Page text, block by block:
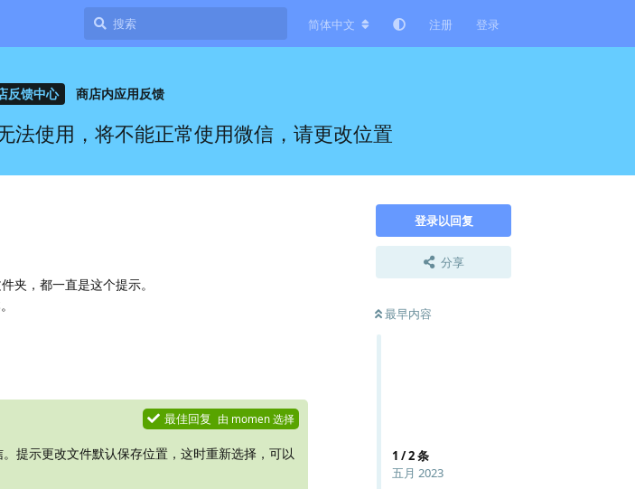
简体中文 注册 登录
反馈中心 商店内应用反馈
使用，将不能正常使用微信，请更改位置
登录以回复
分享
最早内容
1 /2条
五月 2023
夹，都一直是这个提示。
最佳回复 由 momen选择
示更改文件默认保存位置，这时重新选择，可以